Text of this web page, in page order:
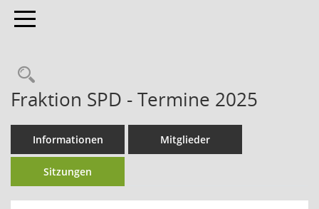
Toggle navigation
Fraktion SPD - Termine 2025
Informationen Mitglieder
Sitzungen